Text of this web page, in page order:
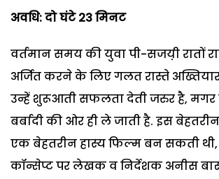
अवधि: दो घंटे 23 मिनट
वर्तमान समय की युवा पी-सजय़ी रातों
अर्जित करने के लिए गलत रास्ते
उन्हें शुरूआती सफलता देती जरुर है, मगर
बर्बादी की ओर ही ले जाती है. इस
एक बेहतरीन हास्य फिल्म बन सकती
कॉन्सेप्ट पर लेखक व निर्देशक अनीस